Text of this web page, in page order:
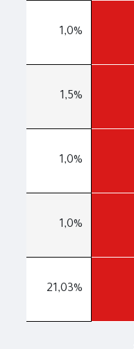
1,0%
1,5%
1,0%
1,0%
21,03%